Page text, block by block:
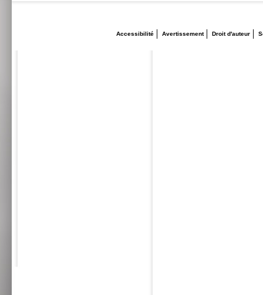
Accessibilité Avertissement Droit d'auteur